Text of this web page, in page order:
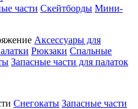
части Скейтборды Мини-
Аксессуары для
Рюкзаки Спальные
Запасные части для палаток
Снегокаты Запасные части